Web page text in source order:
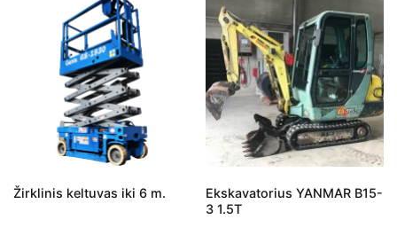
Žirklinis keltuvas iki 6 m.
Ekskavatorius YANMAR B15-
3 1.5T